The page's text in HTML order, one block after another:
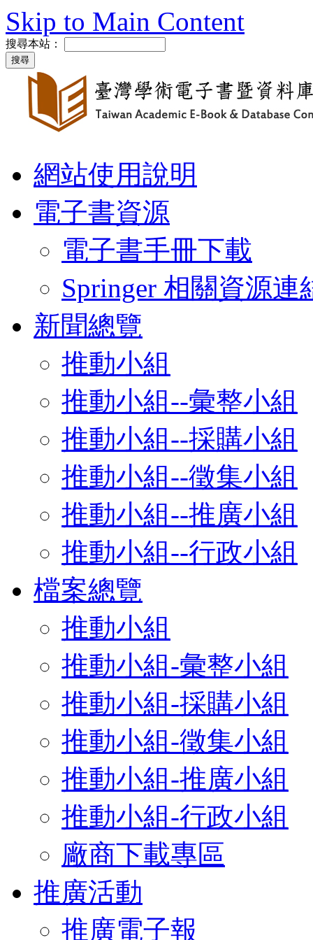
Skip to Main Content
搜尋本站：
網站使用說明
電子書資源
電子書手冊下載
Springer 相關資源連
新聞總覽
推動小組
推動小組--彙整小組
推動小組--採購小組
推動小組--徵集小組
推動小組--推廣小組
推動小組--行政小組
檔案總覽
推動小組
推動小組-彙整小組
推動小組-採購小組
推動小組-徵集小組
推動小組-推廣小組
推動小組-行政小組
廠商下載專區
推廣活動
推廣電子報